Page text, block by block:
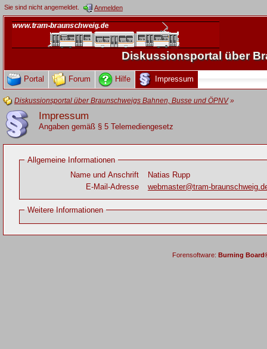
Sie sind nicht angemeldet. Anmelden
Diskussionsportal über
Portal Forum Hilfe Impressum
Diskussionsportal über Braunschweigs Bahnen, Busse und ÖPNV»
Impressum
Angaben gemäß § 5 Telemediengesetz
Allgemeine Informationen
Name und Anschrift
Natias Rupp
E-Mail-Adresse
webmaster@tram-
Weitere Informationen
Forensoftware: Burning